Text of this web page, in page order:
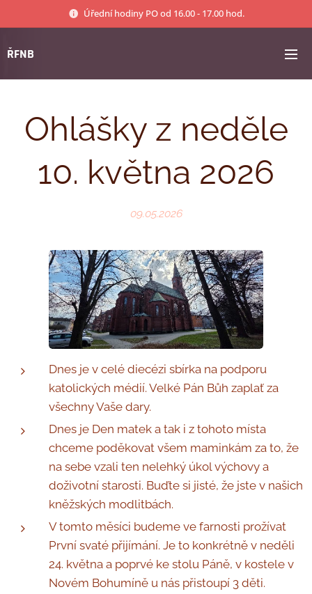
Úřední hodiny PO od 16.00 - 17.00 hod.
ŘFNB
Ohlášky z neděle
10. května 2026
09.05.2026
Dnes je v celé diecézi sbírka na podporu
katolických médií. Velké Pán Bůh zaplať za
všechny Vaše dary.
Dnes je Den matek a tak i z tohoto místa
chceme poděkovat všem maminkám za to, že
na sebe vzali ten nelehký úkol výchovy a
doživotní starosti. Buďte si jisté, že jste v našich
kněžských modlitbách.
V tomto měsíci budeme ve farnosti prožívat
První svaté přijímání. Je to konkrétně v neděli
24. května a poprvé ke stolu Páně, v kostele v
Novém Bohumíně u nás přistoupí 3 děti.